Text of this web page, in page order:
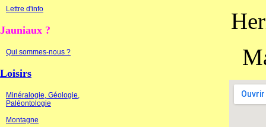
Lettre d'info
Jauniaux ?
Qui sommes-nous ?
Loisirs
Minéralogie, Géologie,
Paléontologie
Montagne